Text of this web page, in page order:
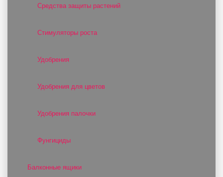
Средства защиты растений
Стимуляторы роста
Удобрения
Удобрения для цветов
Удобрения палочки
Фунгициды
Балконные ящики